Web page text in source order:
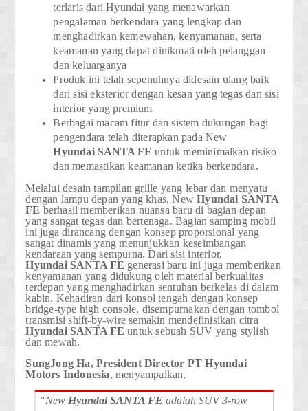
terlaris dari Hyundai yang menawarkan
pengalaman berkendara yang lengkap dan
menghadirkan kemewahan, kenyamanan, serta
keamanan yang dapat dinikmati oleh pelanggan
dan keluarganya
Produk ini telah sepenuhnya didesain ulang baik
dari sisi eksterior dengan kesan yang tegas dan sisi
interior yang premium
Berbagai macam fitur dan sistem dukungan bagi
pengendara telah diterapkan pada New
Hyundai SANTA FE untuk meminimalkan risiko
dan memastikan keamanan ketika berkendara.
Melalui desain tampilan grille yang lebar dan menyatu
dengan lampu depan yang khas, NewHyundai SANTA
FE berhasil memberikan nuansa baru di bagian depan
yang sangat tegas dan bertenaga. Bagian samping mobil
ini juga dirancang dengan konsep proporsional yang
sangat dinamis yang menunjukkan keseimbangan
kendaraan yang sempurna. Dari sisi interior,
Hyundai SANTA FE generasi baru ini juga memberikan
kenyamanan yang didukung oleh material berkualitas
terdepan yang menghadirkan sentuhan berkelas di dalam
kabin. Kehadiran dari konsol tengah dengan konsep
bridge-type high console, disempurnakan dengan tombol
transmisi shift-by-wire semakin mendefinisikan citra
Hyundai SANTA FE untuk sebuah SUV yang stylish
dan mewah.
SungJong Ha, President Director PT Hyundai
Motors Indonesia, menyampaikan,
“New HyundaiSANTA FE adalah SUV 3-row